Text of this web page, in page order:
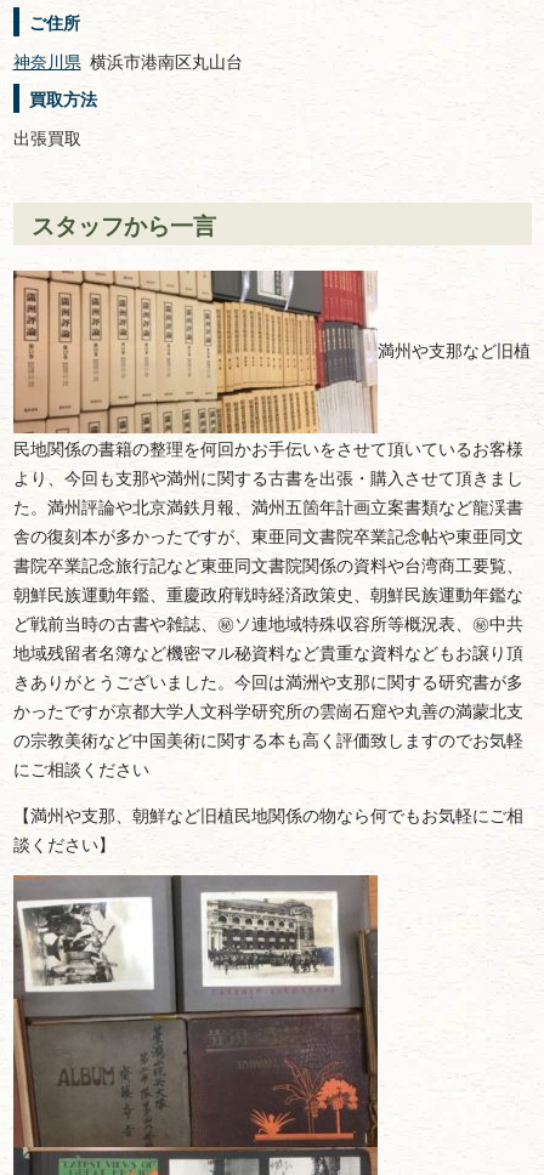
ご住所
神奈川県 横浜市港南区丸山台
買取方法
出張買取
スタッフから一言
満州や支那など旧植
民地関係の書籍の整理を何回かお手伝いをさせて頂いているお客様
より、今回も支那や満州に関する古書を出張・購入させて頂きまし
た。満州評論や北京満鉄月報、満州五箇年計画立案書類など龍渓書
舎の復刻本が多かったですが、東亜同文書院卒業記念帖や東亜同文
書院卒業記念旅行記など東亜同文書院関係の資料や台湾商工要覧、
朝鮮民族運動年鑑、重慶政府戦時経済政策史、朝鮮民族運動年鑑な
ど戦前当時の古書や雑誌、㊙ソ連地域特殊収容所等概況表、㊙中共
地域残留者名簿など機密マル秘資料など貴重な資料などもお譲り頂
きありがとうございました。今回は満洲や支那に関する研究書が多
かったですが京都大学人文科学研究所の雲崗石窟や丸善の満蒙北支
の宗教美術など中国美術に関する本も高く評価致しますのでお気軽
にご相談ください
【満州や支那、朝鮮など旧植民地関係の物なら何でもお気軽にご相
談ください】